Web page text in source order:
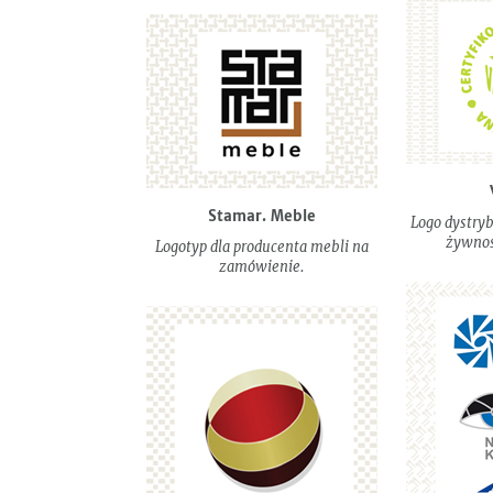
Logo
Stamar. Meble
Logotyp dla producenta mebli na
zamówienie.